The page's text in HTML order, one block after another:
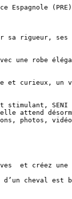
Race
sa rigueur,
avec une robe
et curieux,
stimulant, SENI
attend
photos,
et créez
d’un cheval